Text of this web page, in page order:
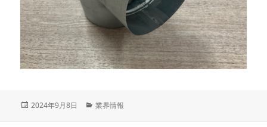
投
2024年9月8日
カ
業界情報